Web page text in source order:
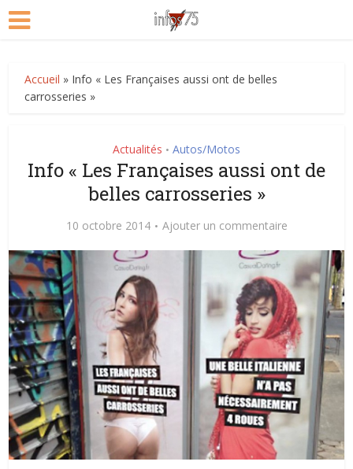
Accueil » Info « Les Françaises aussi ont de belles
carrosseries »
Actualités • Autos/Motos
Info « Les Françaises aussi ont de
belles carrosseries »
10 octobre 2014 Ajouter un commentaire